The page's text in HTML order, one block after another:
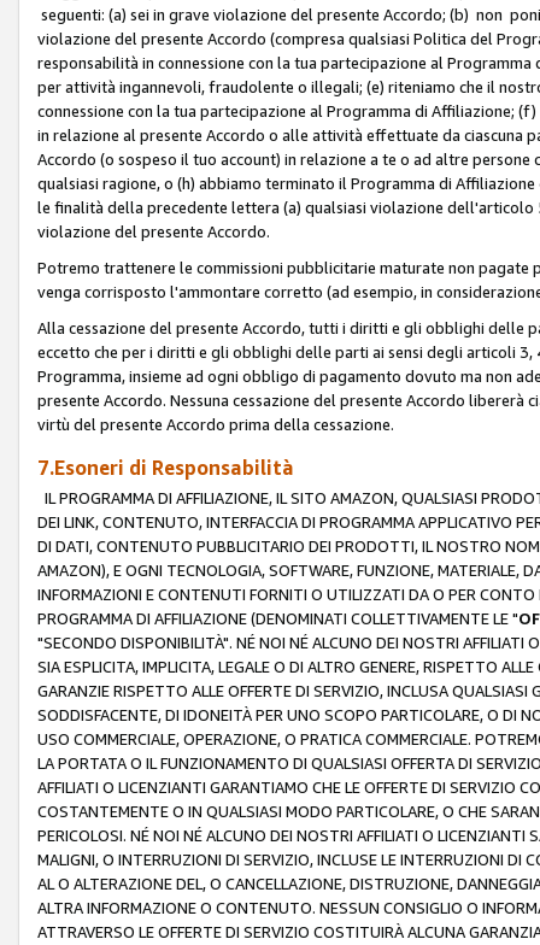
seguenti: (a) sei in grave violazione del presente Accordo; (b) non
violazione del presente Accordo (compresa qualsiasi Politica del
responsabilità in connessione con la tua partecipazione al
per attività ingannevoli, fraudolente o illegali; (e) riteniamo che il
connessione con la tua partecipazione al Programma di Affiliazione;
in relazione al presente Accordo o alle attività effettuate da ciascuna
Accordo (o sospeso il tuo account) in relazione a te o ad altre
qualsiasi ragione, o (h) abbiamo terminato il Programma di
le finalità della precedente lettera (a) qualsiasi violazione
violazione del presente Accordo.
Potremo trattenere le commissioni pubblicitarie maturate non
venga corrisposto l'ammontare corretto (ad esempio, in
Alla cessazione del presente Accordo, tutti i diritti e gli obblighi delle
eccetto che per i diritti e gli obblighi delle parti ai sensi degli articoli
Programma, insieme ad ogni obbligo di pagamento dovuto ma non
presente Accordo. Nessuna cessazione del presente Accordo
virtù del presente Accordo prima della cessazione.
7.Esoneri di Responsabilità
IL PROGRAMMA DI AFFILIAZIONE, IL SITO AMAZON, QUALSIASI
DEI LINK, CONTENUTO, INTERFACCIA DI PROGRAMMA APPLICATIVO
DI DATI, CONTENUTO PUBBLICITARIO DEI PRODOTTI, IL NOSTRO
AMAZON), E OGNI TECNOLOGIA, SOFTWARE, FUNZIONE, MATERIALE,
INFORMAZIONI E CONTENUTI FORNITI O UTILIZZATI DA O PER
PROGRAMMA DI AFFILIAZIONE (DENOMINATI COLLETTIVAMENTE LE "
"SECONDO DISPONIBILITÀ". NÉ NOI NÉ ALCUNO DEI NOSTRI
SIA ESPLICITA, IMPLICITA, LEGALE O DI ALTRO GENERE, RISPETTO
GARANZIE RISPETTO ALLE OFFERTE DI SERVIZIO, INCLUSA
SODDISFACENTE, DI IDONEITÀ PER UNO SCOPO PARTICOLARE, O DI
USO COMMERCIALE, OPERAZIONE, O PRATICA COMMERCIALE.
LA PORTATA O IL FUNZIONAMENTO DI QUALSIASI OFFERTA DI
AFFILIATI O LICENZIANTI GARANTIAMO CHE LE OFFERTE DI SERVIZIO
COSTANTEMENTE O IN QUALSIASI MODO PARTICOLARE, O CHE
PERICOLOSI. NÉ NOI NÉ ALCUNO DEI NOSTRI AFFILIATI O LICENZIANTI
MALIGNI, O INTERRUZIONI DI SERVIZIO, INCLUSE LE INTERRUZIONI DI
AL O ALTERAZIONE DEL, O CANCELLAZIONE, DISTRUZIONE,
ALTRA INFORMAZIONE O CONTENUTO. NESSUN CONSIGLIO O
ATTRAVERSO LE OFFERTE DI SERVIZIO COSTITUIRÀ ALCUNA